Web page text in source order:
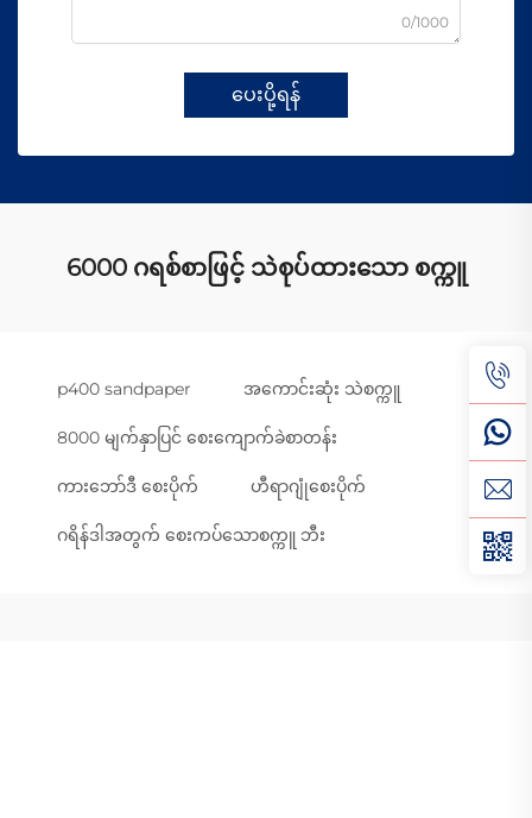
0/1000
ပေးပို့ရန်
6000 ဂရစ်စာဖြင့် သဲစုပ်ထားသော စက္ကူ
p400 sandpaper အကောင်းဆုံး သဲစက္ကူ
8000 မျက်နှာပြင် စေးကျောက်ခဲစာတန်း
ကားဘော်ဒီ စေးပိုက် ဟီရာဂျုံစေးပိုက်
ဂရိန်ဒါအတွက် စေးကပ်သောစက္ကူ ဘီး